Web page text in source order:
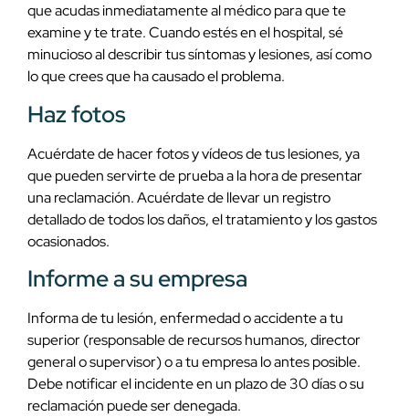
que acudas inmediatamente al médico para que te
examine y te trate. Cuando estés en el hospital, sé
minucioso al describir tus síntomas y lesiones, así como
lo que crees que ha causado el problema.
Haz fotos
Acuérdate de hacer fotos y vídeos de tus lesiones, ya
que pueden servirte de prueba a la hora de presentar
una reclamación. Acuérdate de llevar un registro
detallado de todos los daños, el tratamiento y los gastos
ocasionados.
Informe a su empresa
Informa de tu lesión, enfermedad o accidente a tu
superior (responsable de recursos humanos, director
general o supervisor) o a tu empresa lo antes posible.
Debe notificar el incidente en un plazo de 30 días o su
reclamación puede ser denegada.